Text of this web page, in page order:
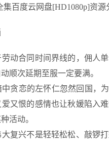
集百度云网盘[HD1080p]资源
动合同时间界线的，佣人
顺次延期至服一定要满。
贪恋的左怀仁忽然回国，
又恨的感情也让秋媛陷入
活动。
复兴不是轻轻松松、敲锣